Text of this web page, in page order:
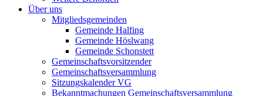
Über uns
Mitgliedsgemeinden
Gemeinde Halfing
Gemeinde Höslwang
Gemeinde Schonstett
Gemeinschaftsvorsitzender
Gemeinschaftsversammlung
Sitzungskalender VG
Bekanntmachungen Gemeinschaftsversammlung